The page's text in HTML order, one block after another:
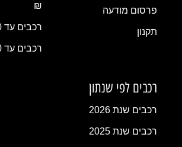
פרסום מודעה
תקנון
₪
רכבים עד 100,000 ₪
רכבים עד 150,000 ₪
רכבים לפי שנתון
רכבים שנת 2026
רכבים שנת 2025